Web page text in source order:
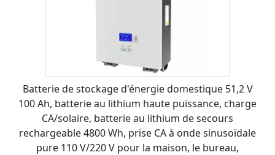
Batterie de stockage d'énergie domestique 51,2 V
100 Ah, batterie au lithium haute puissance, charge
CA/solaire, batterie au lithium de secours
rechargeable 4800 Wh, prise CA à onde sinusoïdale
pure 110 V/220 V pour la maison, le bureau,